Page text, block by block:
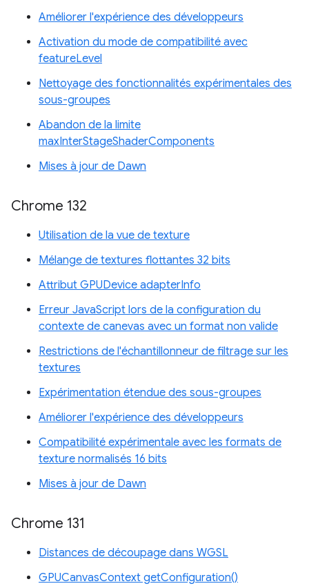
Améliorer l'expérience des développeurs
Activation du mode de compatibilité avec
featureLevel
Nettoyage des fonctionnalités expérimentales des
sous-groupes
Abandon de la limite
maxInterStageShaderComponents
Mises à jour de Dawn
Chrome 132
Utilisation de la vue de texture
Mélange de textures flottantes 32 bits
Attribut GPUDevice adapterInfo
Erreur JavaScript lors de la configuration du
contexte de canevas avec un format non valide
Restrictions de l'échantillonneur de filtrage sur les
textures
Expérimentation étendue des sous-groupes
Améliorer l'expérience des développeurs
Compatibilité expérimentale avec les formats de
texture normalisés 16 bits
Mises à jour de Dawn
Chrome 131
Distances de découpage dans WGSL
GPUCanvasContext getConfiguration()